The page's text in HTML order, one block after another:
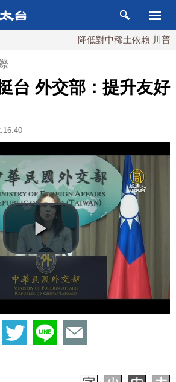
降低對中稀土依賴 川普宣布
台 外交部：提升友好